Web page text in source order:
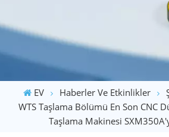
EV Haberler Ve Etkinlikler
WTS Taşlama Bölümü En Son CNC
Taşlama Makinesi